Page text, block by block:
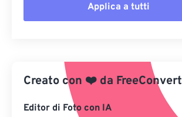
Applica a tutti
Applica da preimpostazione
Salva come predefinito
Creato con ❤️ da FreeConvert
Editor di Foto con IA